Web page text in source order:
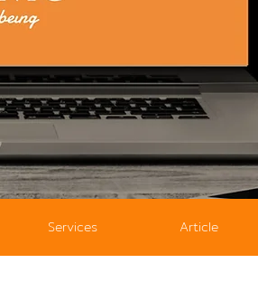
Services Article